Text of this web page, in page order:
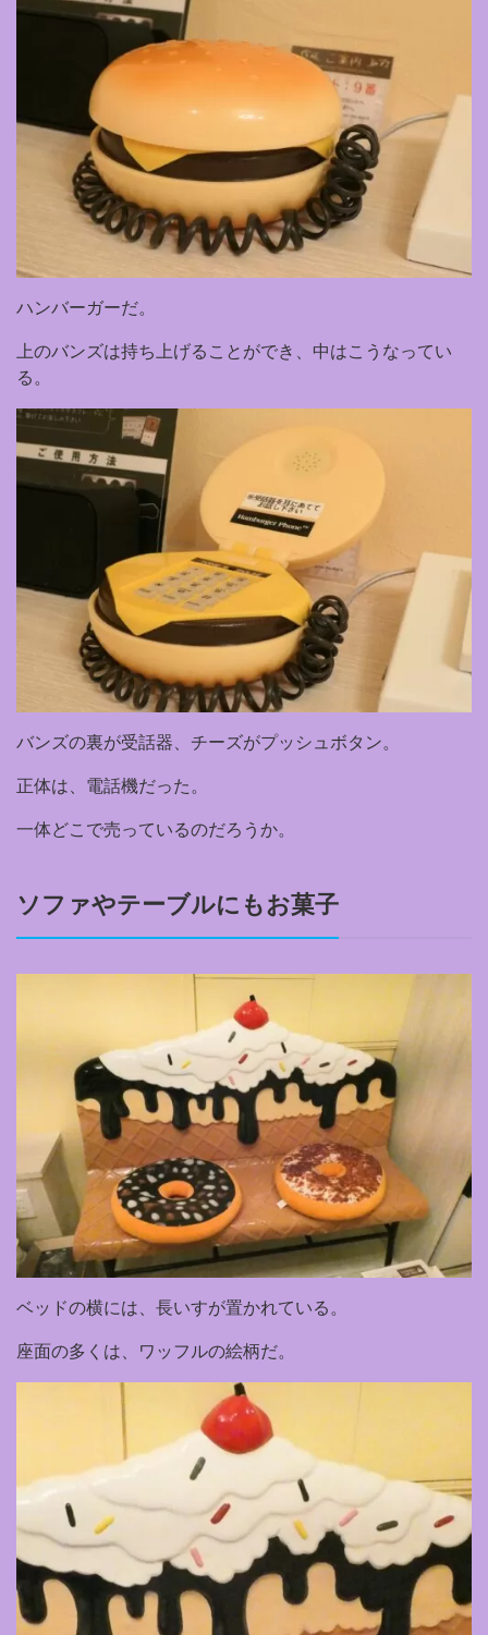
ハンバーガーだ。
上のバンズは持ち上げることができ、中はこうなってい
る。
バンズの裏が受話器、チーズがプッシュボタン。
正体は、電話機だった。
一体どこで売っているのだろうか。
ソファやテーブルにもお菓子
ベッドの横には、長いすが置かれている。
座面の多くは、ワッフルの絵柄だ。